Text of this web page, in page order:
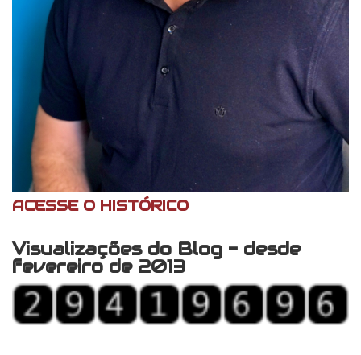
ACESSE O HISTÓRICO
Visualizações do Blog - desde
fevereiro de 2013